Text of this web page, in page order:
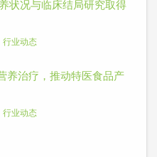
状况与临床结局研究取得
行业动态
养治疗，推动特医食品产
行业动态